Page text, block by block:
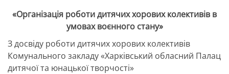
«Організація роботи дитячих хорових колективів в
умовах воєнного стану»
З досвіду роботи дитячих хорових колективів
Комунального закладу «Харківський обласний Палац
дитячої та юнацької творчості»